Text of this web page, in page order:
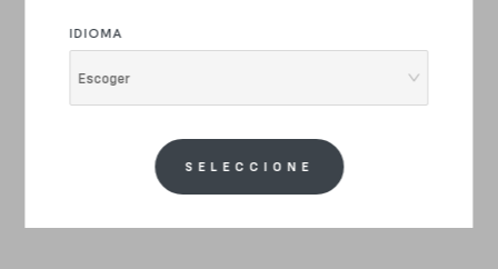
IDIOMA
Escoger
SELECCIONE
CARRETERA
URBAN